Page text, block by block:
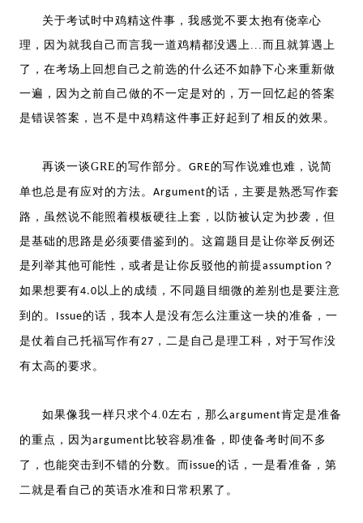
关于考试时中鸡精这件事，我感觉不要太抱有侥幸心
理，因为就我自己而言我一道鸡精都没遇上...而且就算遇上
了，在考场上回想自己之前选的什么还不如静下心来重新做
一遍，因为之前自己做的不一定是对的，万一回忆起的答案
是错误答案，岂不是中鸡精这件事正好起到了相反的效果。
再谈一谈GRE的写作部分。 GRE的写作说难也难，说简
单也总是有应对的方法。 Argument的话，主要是熟悉写作套
路，虽然说不能照着模板硬往上套，以防被认定为抄袭，但
是基础的思路是必须要借鉴到的。这篇题目是让你举反例还
是列举其他可能性，或者是让你反驳他的前提assumption ？
如果想要有4.0以上的成绩，不同题目细微的差别也是要注意
到的。 Issue的话，我本人是没有怎么注重这一块的准备，一
是仗着自己托福写作有27 ，二是自己是理工科，对于写作没
有太高的要求。
如果像我一样只求个4.0左右，那么argument肯定是准备
的重点，因为argument 比较容易准备，即使备考时间不多
了，也能突击到不错的分数。而 issue的话，一是看准备，第
二就是看自己的英语水准和日常积累了。